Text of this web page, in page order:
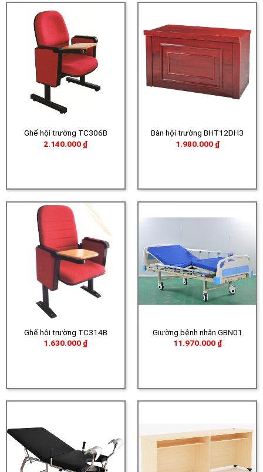
Ghế hội trường TC306B
2.140.000 ₫
Bàn hội trường BHT12DH3
1.980.000 ₫
Ghế hội trường TC314B
1.630.000 ₫
Giường bệnh nhân GBN01
11.970.000 ₫